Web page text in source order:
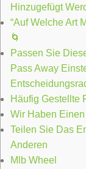
Hinzugefügt
“Auf Welche Art
🌀
Passen Sie
Pass Away
Häufig Gestellte
Wir Haben
Teilen Sie Das
Anderen
Mlb Wheel